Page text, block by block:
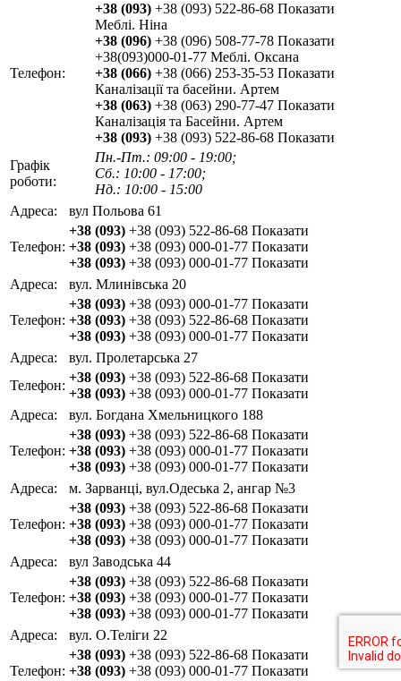
Телефон:
+38 (093) +38 (093) 522-86-68 Показати
Меблі. Ніна
+38 (096) +38 (096) 508-77-78 Показати
+38(093)000-01-77 Меблі. Оксана
+38 (066) +38 (066) 253-35-53 Показати
Каналізації та басейни. Артем
+38 (063) +38 (063) 290-77-47 Показати
Каналізація та Басейни. Артем
+38 (093) +38 (093) 522-86-68 Показати
Графік
роботи:
Пн.-Пт.: 09:00 - 19:00;
Сб.: 10:00 - 17:00;
Нд.: 10:00 - 15:00
Адреса:
вул Польова 61
Телефон:
+38 (093) +38 (093) 522-86-68 Показати
+38 (093) +38 (093) 000-01-77 Показати
+38 (093) +38 (093) 000-01-77 Показати
Адреса:
вул. Млинівська 20
Телефон:
+38 (093) +38 (093) 000-01-77 Показати
+38 (093) +38 (093) 522-86-68 Показати
+38 (093) +38 (093) 000-01-77 Показати
Адреса:
вул. Пролетарська 27
Телефон:
+38 (093) +38 (093) 522-86-68 Показати
+38 (093) +38 (093) 000-01-77 Показати
Адреса:
вул. Богдана Хмельницкого 188
Телефон:
+38 (093) +38 (093) 522-86-68 Показати
+38 (093) +38 (093) 000-01-77 Показати
+38 (093) +38 (093) 000-01-77 Показати
Адреса:
м. Зарванці, вул.Одеська 2, ангар №3
Телефон:
+38 (093) +38 (093) 522-86-68 Показати
+38 (093) +38 (093) 000-01-77 Показати
+38 (093) +38 (093) 000-01-77 Показати
Адреса:
вул Заводська 44
Телефон:
+38 (093) +38 (093) 522-86-68 Показати
+38 (093) +38 (093) 000-01-77 Показати
+38 (093) +38 (093) 000-01-77 Показати
Адреса:
вул. О.Теліги 22
Телефон:
+38 (093) +38 (093) 522-86-68 Показати
+38 (093) +38 (093) 000-01-77 Показати